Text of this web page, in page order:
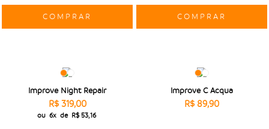
COMPRAR COMPRAR
Improve Night Repair
R$ 319,00
ou 6x de R$ 53,16
Improve C Acqua
R$ 89,90